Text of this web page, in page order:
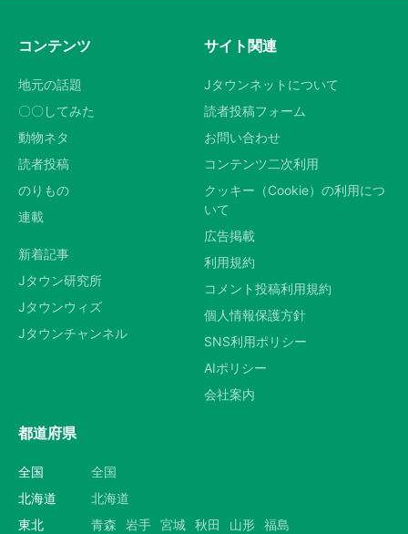
コンテンツ
地元の話題
〇〇してみた
動物ネタ
読者投稿
のりもの
連載
新着記事
Jタウン研究所
Jタウンウィズ
Jタウンチャンネル
サイト関連
Jタウンネットについて
読者投稿フォーム
お問い合わせ
コンテンツ二次利用
クッキー（Cookie）の利用につ
いて
広告掲載
利用規約
コメント投稿利用規約
個人情報保護方針
SNS利用ポリシー
AIポリシー
会社案内
都道府県
全国
全国
北海道
北海道
東北
青森 岩手 宮城 秋田 山形 福島